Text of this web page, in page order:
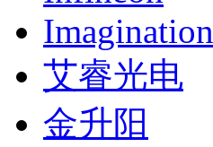
Imagination
艾睿光电
金升阳